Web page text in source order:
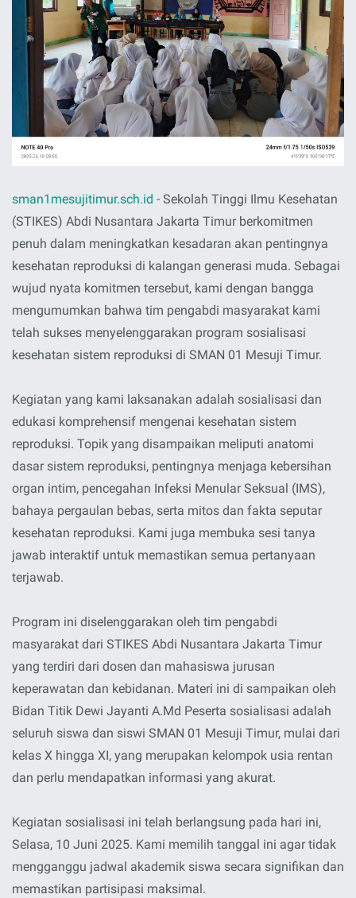
sman1mesujitimur.sch.id - Sekolah Tinggi Ilmu Kesehatan
(STIKES) Abdi Nusantara Jakarta Timur berkomitmen
penuh dalam meningkatkan kesadaran akan pentingnya
kesehatan reproduksi di kalangan generasi muda. Sebagai
wujud nyata komitmen tersebut, kami dengan bangga
mengumumkan bahwa tim pengabdi masyarakat kami
telah sukses menyelenggarakan program sosialisasi
kesehatan sistem reproduksi di SMAN 01 Mesuji Timur.
Kegiatan yang kami laksanakan adalah sosialisasi dan
edukasi komprehensif mengenai kesehatan sistem
reproduksi. Topik yang disampaikan meliputi anatomi
dasar sistem reproduksi, pentingnya menjaga kebersihan
organ intim, pencegahan Infeksi Menular Seksual (IMS),
bahaya pergaulan bebas, serta mitos dan fakta seputar
kesehatan reproduksi. Kami juga membuka sesi tanya
jawab interaktif untuk memastikan semua pertanyaan
terjawab.
Program ini diselenggarakan oleh tim pengabdi
masyarakat dari STIKES Abdi Nusantara Jakarta Timur
yang terdiri dari dosen dan mahasiswa jurusan
keperawatan dan kebidanan. Materi ini di sampaikan oleh
Bidan Titik Dewi Jayanti A.Md Peserta sosialisasi adalah
seluruh siswa dan siswi SMAN 01 Mesuji Timur, mulai dari
kelas X hingga XI, yang merupakan kelompok usia rentan
dan perlu mendapatkan informasi yang akurat.
Kegiatan sosialisasi ini telah berlangsung pada hari ini,
Selasa, 10 Juni 2025. Kami memilih tanggal ini agar tidak
mengganggu jadwal akademik siswa secara signifikan dan
memastikan partisipasi maksimal.